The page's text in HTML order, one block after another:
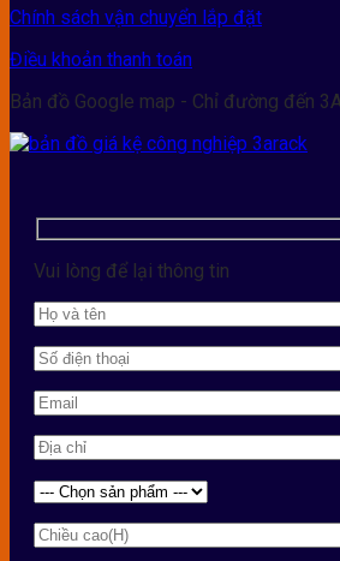
Chính sách vận chuyển lắp đặt
Điều khoản thanh toán
Bản đồ Google map - Chỉ đường đến
Vui lòng để lại thông tin